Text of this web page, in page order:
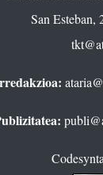
San Esteban,